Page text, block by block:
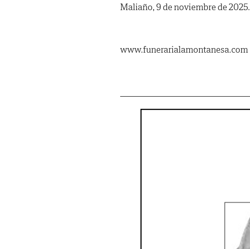
Maliaño, 9 de noviembre de 2025.
www.funerarialamontanesa.com